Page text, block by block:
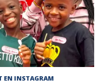
EN INSTAGRAM